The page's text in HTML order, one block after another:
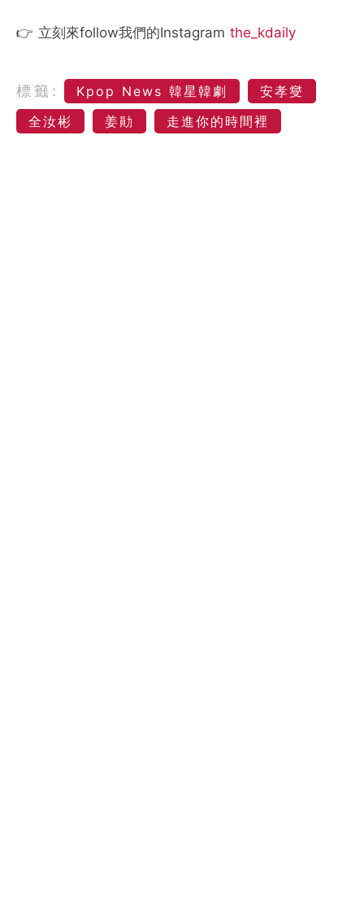
👉 立刻來follow我們的Instagram the_kdaily
標籤: Kpop News 韓星韓劇
安孝燮
全汝彬
姜勛 走進你的時間裡